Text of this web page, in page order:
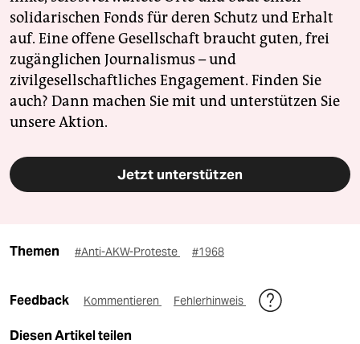
solidarischen Fonds für deren Schutz und Erhalt
auf. Eine offene Gesellschaft braucht guten, frei
zugänglichen Journalismus – und
zivilgesellschaftliches Engagement. Finden Sie
auch? Dann machen Sie mit und unterstützen Sie
unsere Aktion.
Jetzt unterstützen
Themen #Anti-AKW-Proteste #1968
Feedback Kommentieren Fehlerhinweis
Diesen Artikel teilen